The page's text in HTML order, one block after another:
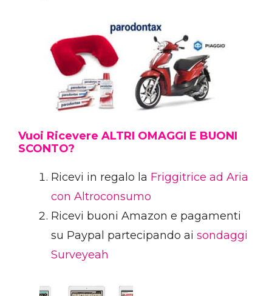
Vuoi Ricevere ALTRI OMAGGI E BUONI
SCONTO?
Ricevi in regalo la Friggitrice ad Aria
con Altroconsumo
Ricevi buoni Amazon e pagamenti
su Paypal partecipando ai sondaggi
Surveyeah